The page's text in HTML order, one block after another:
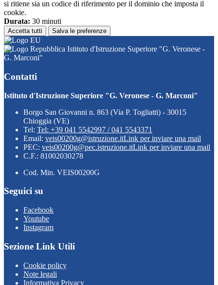
si ritiene sia un codice di riferimento per il dominio che imposta il
cookie.
Durata: 30 minuti
Accetta tutti Salva le preferenze
Istituto d'Istruzione Superiore "G. Veronese -
G. Marconi"
Contatti
Istituto d'Istruzione Superiore "G. Veronese - G. Marconi"
Borgo San Giovanni n. 863 (Via P. Togliatti) - 30015
Chioggia (VE)
Tel: Tel: +39 041 5542997 / 041 5543371
Email: veis00200g@istruzione.itLink per inviare una mail
PEC: veis00200g@pec.istruzione.itLink per inviare una mail
C.F.: 81002030278
Cod. Min. VEIS00200G
Seguici su
Facebook
Youtube
Instagram
Sezione Link Utili
Cookie policy
Note legali
Informativa Privacy